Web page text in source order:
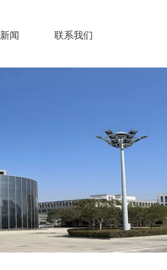
新闻 联系我们